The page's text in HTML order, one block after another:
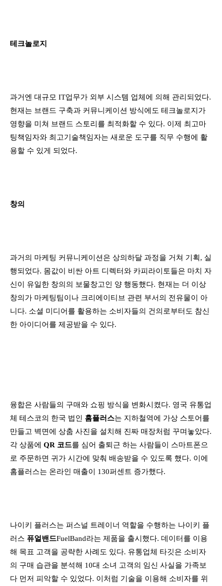
테크놀로지
과거엔 대규모 IT업무가 외부 시스템 업체에 의해 관리되었다.
현재는 브랜드 구축과 커뮤니케이션 방식에도 테크놀로지가
영향을 미쳐 브랜드 스토리를 최적화할 수 있다. 이제 최고마
팅책임자와 최고기술책임자는 새로운 도구를 직무 수행에 활
용할 수 있게 되었다.
창의
과거의 마케팅 커뮤니케이션은 상의하달 과정을 거쳐 기획, 실
행되었다. 몸값이 비싼 아트 디렉터와 카피라이토들은 마치 자
신이 유일한 창의의 보물창고인 양 행동했다. 현재는 더 이상
창의가 마케팅팀이나 크리에이티브 관련 부서의 전유물이 아
니다. 소셜 미디어를 활용하는 소비자들의 건의로부터도 참신
한 아이디어를 제공받을 수 있다.
융합은 사람들의 구매와 쇼핑 방식을 변화시켰다. 영국 유통업
체 테스코의 한국 법인 홈플러스는 지하철역에 가상 스토어를
만들고 벽면에 상춤 사진을 설치해 진짜 매장처럼 꾸며놓았다.
각 상품에 QR 코드를 심어 출퇴근 하는 사람들이 스마트폰으
로 주문하면 귀가 시간에 맞춰 배송받을 수 있도록 했다. 이에
홈플러스는 온라인 매출이 130퍼센트 증가했다.
나이키 플러스는 퍼스널 트레이너 역할을 수행하는 나이키 플
러스 퓨얼밴드FuelBand라는 제품을 출시했다. 데이터를 이용
해 목표 고객을 공략한 사례도 있다. 유통업체 타깃은 소비자
의 구매 습관을 분석해 10대 소녀 고객의 임신 사실을 가족보
다 먼저 피악할 수 있었다. 이처럼 기술을 이용해 소비자를 위